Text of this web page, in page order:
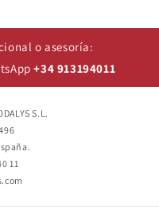
o asesoría:
+34 913194011
S.L.
11